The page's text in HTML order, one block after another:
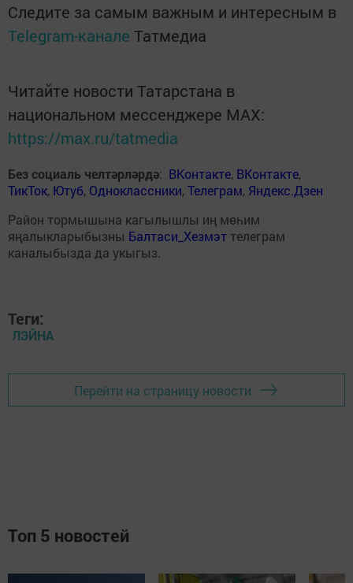
Следите за самым важным и интересным в
Telegram-канале Татмедиа
Читайте новости Татарстана в
национальном мессенджере MАХ:
https://max.ru/tatmedia
Без социаль челтәрләрдә: ВКонтакте, ВКонтакте,
ТикТок, Ютуб, Одноклассники,Телеграм, Яндекс.Дзен
Район тормышына кагылышлы иң мөһим
яңалыкларыбызны Балтаси_Хезмэт телеграм
каналыбызда да укыгыз.
Теги:
ЛЭЙНА
Перейти на страницу новости
Топ 5 новостей